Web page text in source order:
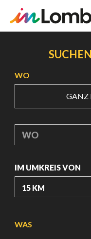
WO
GANZ
WO
IM UMKREIS VON
WAS